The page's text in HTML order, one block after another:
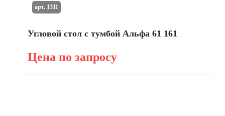
Угловой стол с тумбой Альфа 61 161
Цена по запросу
арт. 1311